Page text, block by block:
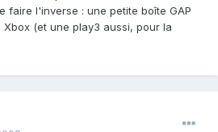
faire l'inverse : une petite boîte GAP
(et une play3 aussi, pour la